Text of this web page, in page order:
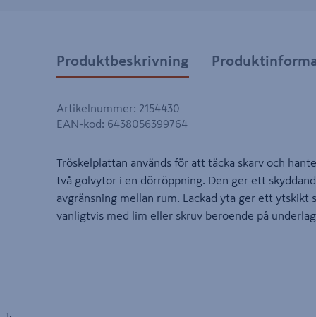
Produktbeskrivning
Artikelnummer: 2154430
EAN-kod: 6438056399764
Tröskelplattan används för att täcka skarv och
två golvytor i en dörröppning. Den ger ett
avgränsning mellan rum. Lackad yta ger ett
vanligtvis med lim eller skruv beroende på